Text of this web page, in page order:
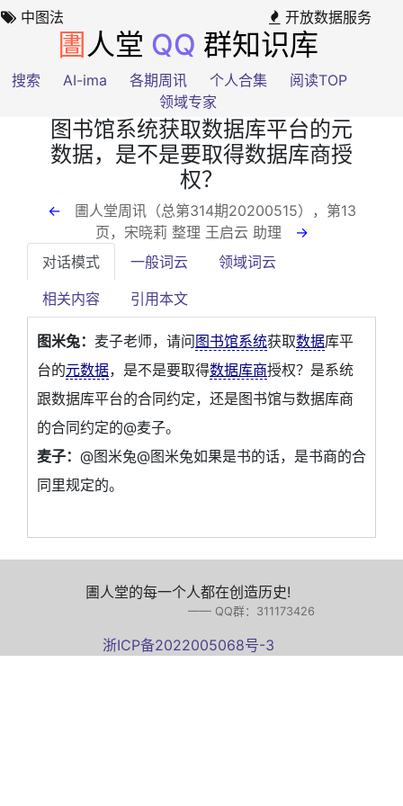
中图法 开放数据服务
圕 人堂 QQ 群知识库
搜索 AI-ima 各期周讯 个人合集
阅读TOP
领域专家
图书馆系统获取数据库平台的元
数据，是不是要取得数据库商授
权？
←
圕人堂周讯（总第314期20200515），第13
页 ，宋晓莉 整理 王启云 助理
→
对话模式
一般词云 领域词云
相关内容 引用本文
图米兔： 麦子老师，请问图书馆系统获取数据库平
台的元数据，是不是要取得数据库商授权？是系统
跟数据库平台的合同约定，还是图书馆与数据库商
的合同约定的@麦子。
麦子： @图米兔@图米兔如果是书的话，是书商的合
同里规定的。
圕人堂的每一个人都在创造历史!
—— QQ群：311173426
浙ICP备2022005068号-3